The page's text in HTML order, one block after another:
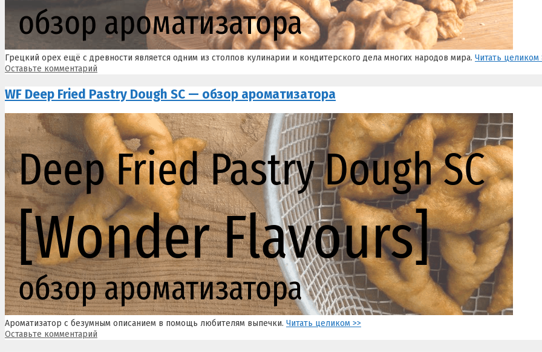
Грецкий орех ещё с древности является одним из столпов кулинарии и кондитерского дела многих народов мира. Читать целиком
Оставьте комментарий
WF Deep Fried Pastry Dough SC — обзор ароматизатора
Ароматизатор с безумным описанием в помощь любителям выпечки. Читать целиком >>
Оставьте комментарий